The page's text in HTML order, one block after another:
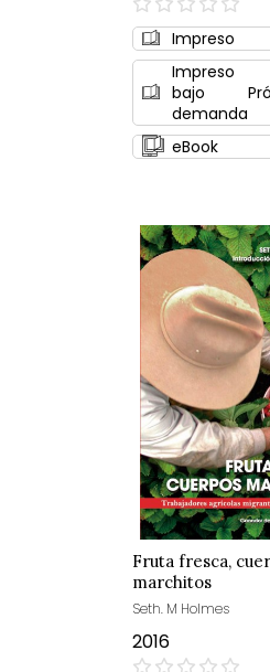
0%
Impreso
Impreso
bajo
demanda
eBook
Fruta fresca,
marchitos
Seth. M Holmes
2016